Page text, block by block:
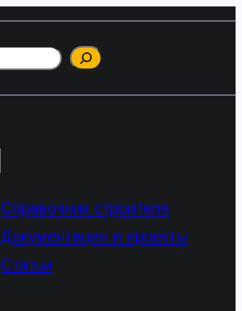
Справочник строителя
Документация и проекты
Статьи